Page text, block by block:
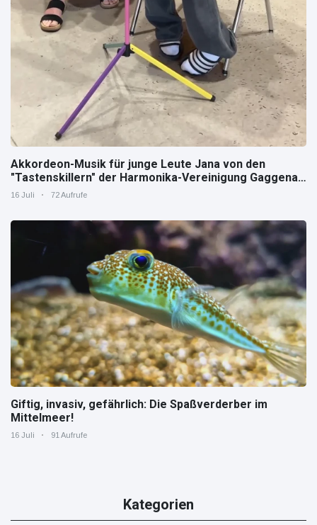
Akkordeon-Musik für junge Leute Jana von den
"Tastenskillern" der Harmonika-Vereinigung Gaggenau
zeigt, wie "jung" das Instrument sein kann.
16 Juli 72 Aufrufe
Giftig, invasiv, gefährlich: Die Spaßverderber im
Mittelmeer!
16 Juli 91 Aufrufe
Kategorien